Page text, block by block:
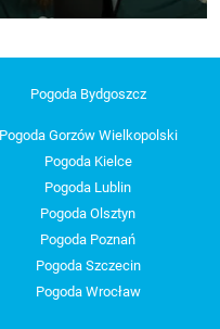
Pogoda Bydgoszcz
Pogoda Gorzów Wielkopolski
Pogoda Kielce
Pogoda Lublin
Pogoda Olsztyn
Pogoda Poznań
Pogoda Szczecin
Pogoda Wrocław